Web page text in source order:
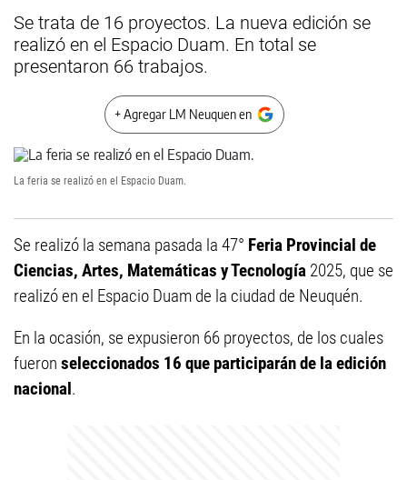
Se trata de 16 proyectos. La nueva edición se
realizó en el Espacio Duam. En total se
presentaron 66 trabajos.
+ Agregar LM Neuquen en
La feria se realizó en el Espacio Duam.
Se realizó la semana pasada la 47° Feria Provincial de
Ciencias, Artes, Matemáticas y Tecnología 2025, que se
realizó en el Espacio Duam de la ciudad de Neuquén.
En la ocasión, se expusieron 66 proyectos, de los cuales
fueron seleccionados 16 que participarán de la edición
nacional.